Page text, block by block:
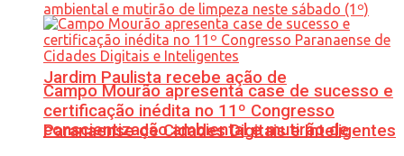
Jardim Paulista recebe ação de
conscientização ambiental e mutirão de
Campo Mourão apresenta case de sucesso e
certificação inédita no 11º Congresso
Paranaense de Cidades Digitais e Inteligentes